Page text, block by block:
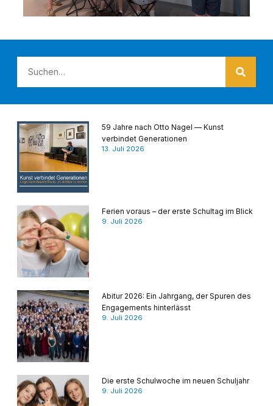
59 Jahre nach Otto Nagel — Kunst
verbindet Generationen
13. Juli 2026
Ferien voraus – der erste Schultag im Blick
9. Juli 2026
Abitur 2026: Ein Jahrgang, der Spuren des
Engagements hinterlässt
9. Juli 2026
Die erste Schulwoche im neuen Schuljahr
9. Juli 2026